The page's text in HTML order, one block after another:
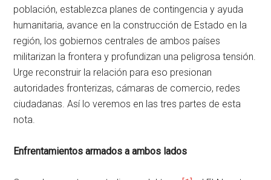
población, establezca planes de contingencia y ayuda
humanitaria, avance en la construcción de Estado en la
región, los gobiernos centrales de ambos países
militarizan la frontera y profundizan una peligrosa tensión.
Urge reconstruir la relación para eso presionan
autoridades fronterizas, cámaras de comercio, redes
ciudadanas. Así lo veremos en las tres partes de esta
nota.
Enfrentamientos armados a ambos lados